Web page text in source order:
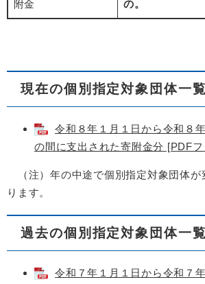
附金
の。
現在の個別指定対象団体一覧
令和８年１月１日から令和８
の間に支出された寄附金分 [PDF
（注）年の中途で個別指定対象団体が
ります。
過去の個別指定対象団体一覧
令和７年１月１日から令和７